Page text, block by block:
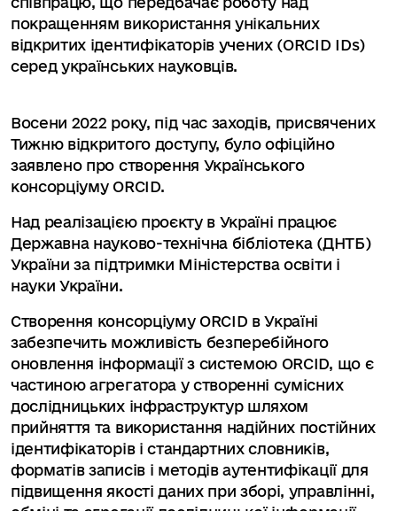
покращенням використання унікальних
відкритих ідентифікаторів учених (ORCID IDs)
серед українських науковців.
Восени 2022 року, під час заходів, присвячених
Тижню відкритого доступу, було офіційно
заявлено про створення Українського
консорціуму ORCID.
Над реалізацією проєкту в Україні працює
Державна науково-технічна бібліотека (ДНТБ)
України за підтримки Міністерства освіти і
науки України.
Створення консорціуму ORCID в Україні
забезпечить можливість безперебійного
оновлення інформації з системою ORCID, що є
частиною агрегатора у створенні сумісних
дослідницьких інфраструктур шляхом
прийняття та використання надійних постійних
ідентифікаторів і стандартних словників,
форматів записів і методів аутентифікації для
підвищення якості даних при зборі, управлінні,